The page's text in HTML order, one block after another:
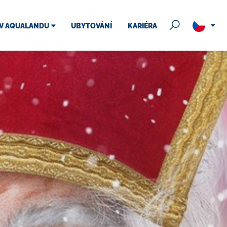
Online kamery
Uplatnění vstupenky
Plánované odstávky
FAQ
AQUALANDU
lehátek
UBYTOVÁNÍ KARIÉRA